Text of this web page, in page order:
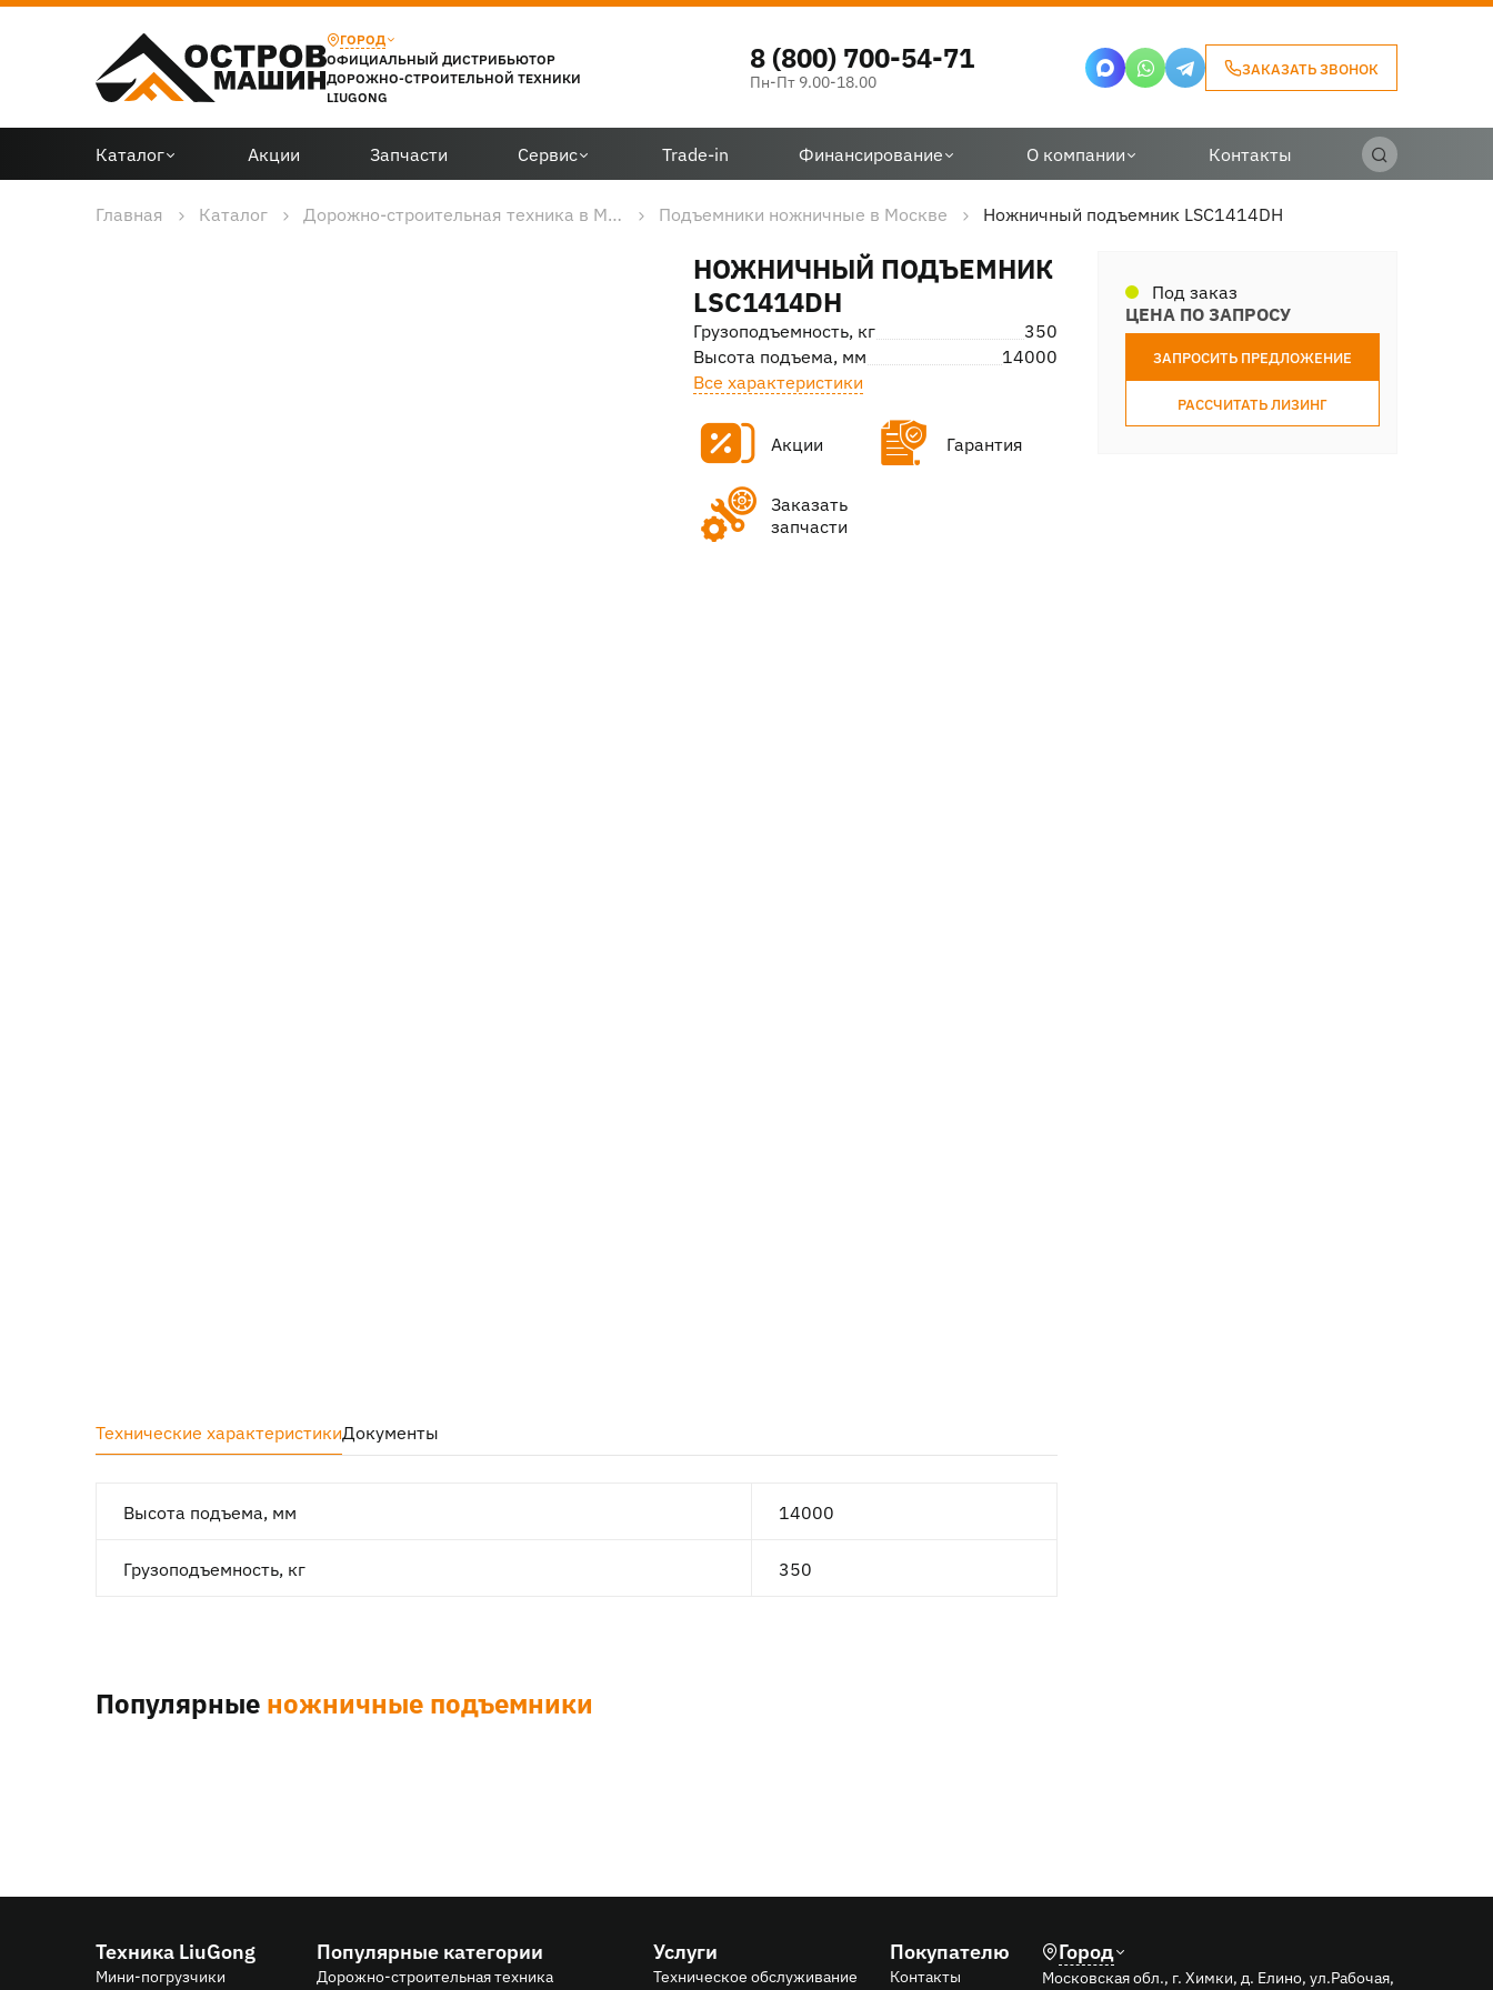
ГОРОД
ОФИЦИАЛЬНЫЙ ДИСТРИБЬЮТОР
ДОРОЖНО-СТРОИТЕЛЬНОЙ ТЕХНИКИ
LIUGONG
8 (800) 700-54-71
Пн-Пт 9.00-18.00
ЗАКАЗАТЬ ЗВОНОК
Каталог Акции Запчасти Сервис Trade-in Финансирование О компании Контакты
Главная Каталог Дорожно-строительная техника в Москве Подъемники ножничные в Москве Ножничный подъемник LSC1414DH
НОЖНИЧНЫЙ ПОДЪЕМНИК
LSC1414DH
Грузоподъемность, кг
350
Высота подъема, мм
14000
Все характеристики
Акции Гарантия
Заказать
запчасти
Технические характеристикиДокументы
Высота подъема, мм 14000
Грузоподъемность, кг 350
Под заказ
ЦЕНА ПО ЗАПРОСУ
ЗАПРОСИТЬ ПРЕДЛОЖЕНИЕ
РАССЧИТАТЬ ЛИЗИНГ
Популярные ножничные подъемники
Техника LiuGong
Мини-погрузчики
Популярные категории
Дорожно-строительная техника
Услуги
Техническое обслуживание
Покупателю
Контакты
Город
Московская обл., г. Химки, д. Елино, ул.Рабочая,